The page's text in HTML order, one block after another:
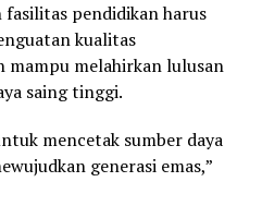
pendidikan harus
kualitas
mampu melahirkan lulusan
saing tinggi.
mencetak sumber daya
generasi emas,”